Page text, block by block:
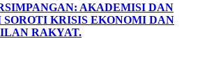
AKADEMISI DAN
KRISIS EKONOMI DAN
RAKYAT.